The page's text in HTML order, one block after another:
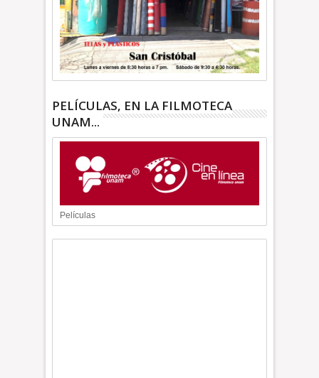
PELÍCULAS, EN LA FILMOTECA
UNAM...
Películas